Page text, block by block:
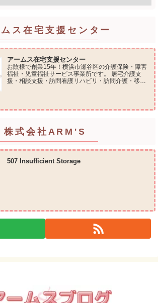
ス在宅支援センター
アームス在宅支援センター
お陰様で創業15年！横浜市瀬谷区の介護保険・障害
福祉・児童福祉サービス事業所です。 居宅介護支
援・相談支援・訪問看護リハビリ・訪問介護・移動
株式会社ARM'S
507 Insufficient Storage